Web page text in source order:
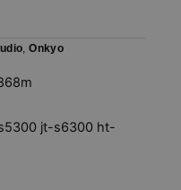
,Onkyo
jt-s6300 ht-